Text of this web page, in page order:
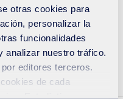
otras cookies para
personalizar la
funcionalidades
analizar nuestro tráfico.
editores terceros.
de cada